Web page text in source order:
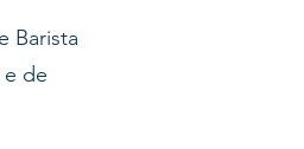
Barista
e de